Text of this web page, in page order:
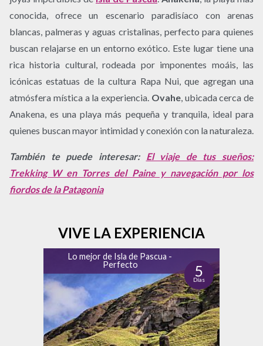
conocida, ofrece un escenario paradisíaco con arenas
blancas, palmeras y aguas cristalinas, perfecto para quienes
buscan relajarse en un entorno exótico. Este lugar tiene una
rica historia cultural, rodeada por imponentes moáis, las
icónicas estatuas de la cultura Rapa Nui, que agregan una
atmósfera mística a la experiencia. Ovahe, ubicada cerca de
Anakena, es una playa más pequeña y tranquila, ideal para
quienes buscan mayor intimidad y conexión con la naturaleza.
También te puede interesar: El viaje de tus sueños:
Trekking W en Torres del Paine y navegación por los
fiordos de la Patagonia
VIVE LA EXPERIENCIA
Lo mejor de Isla de Pascua -
Perfecto
5
Días